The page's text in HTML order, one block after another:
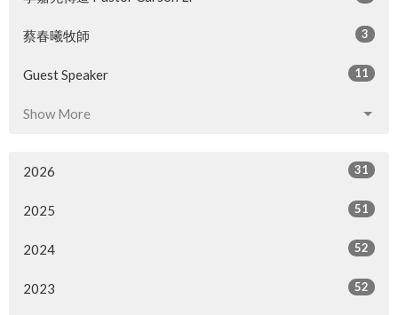
蔡春曦牧師 3
Guest Speaker 11
Show More
2026 31
2025 51
2024 52
2023 52